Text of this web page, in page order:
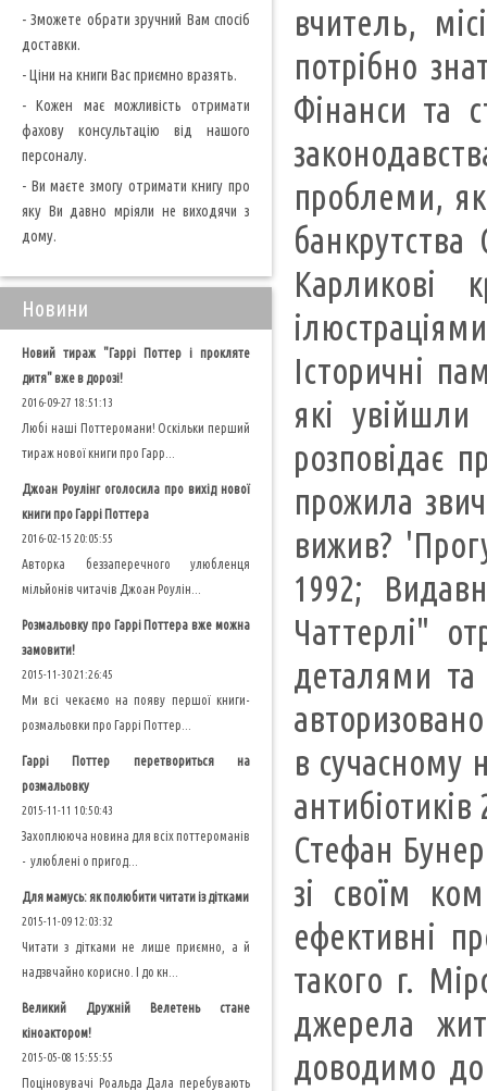
вчитель,
потрібно
Фінанси та
проблеми,
Карликові
Історичні
які увійшли
розповідає
прожила
вижив?
1992;
Чаттерлі"
деталями та
в сучасному
Стефан
зі своїм
ефективні
такого r.
джерела
доводимо до
- Зможете обрати зручний Вам спосіб
доставки.
- Ціни на книги Вас приємно вразять.
- Кожен має можливість отримати
фахову консультацію від нашого
персоналу.
- Ви маєте змогу отримати книгу про
яку Ви давно мріяли не виходячи з
дому.
Новини
Новий тираж "Гаррі Поттер і прокляте
дитя" вже в дорозі!
2016-09-27 18:51:13
Любі наші Поттеромани! Оскільки перший
тираж нової книги про Гарр...
Джоан Роулінг оголосила про вихід нової
книги про Гаррі Поттера
2016-02-15 20:05:55
Авторка беззаперечного улюбленця
мільйонів читачів Джоан Роулін...
Розмальовку про Гаррі Поттера вже можна
замовити!
2015-11-30 21:26:45
Ми всі чекаємо на появу першої книги-
розмальовки про Гаррі Поттер...
Гаррі Поттер перетвориться на
розмальовку
2015-11-11 10:50:43
Захоплююча новина для всіх поттероманів
- улюблені о пригод...
Для мамусь: як полюбити читати із дітками
2015-11-09 12:03:32
Читати з дітками не лише приємно, а й
надзвчайно корисно. І до кн...
Великий Дружній Велетень стане
кіноактором!
2015-05-08 15:55:55
Поціновувачі Роальда Дала перебувають